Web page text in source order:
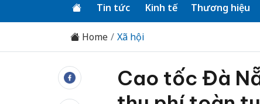
Tin tức Kinh tế Thương hiệu
Home Xã hội
Cao tốc Đà